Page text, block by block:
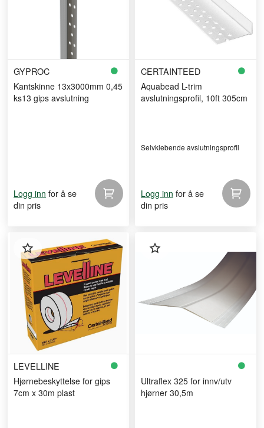
GYPROC
Kantskinne 13x3000mm 0,45
ks13 gips avslutning
Logg inn for å se
din pris
CERTAINTEED
Aquabead L-trim
avslutningsprofil, 10ft 305cm
Selvklebende avslutningsprofil
Logg inn for å se
din pris
LEVELLINE
Hjørnebeskyttelse for gips
7cm x 30m plast
Ultraflex 325 for innv/utv
hjørner 30,5m